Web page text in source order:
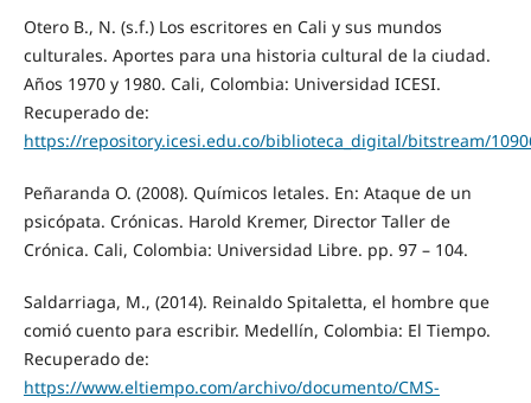
Otero B., N. (s.f.) Los escritores en Cali y sus mundos
culturales. Aportes para una historia cultural de la ciudad.
Años 1970 y 1980. Cali, Colombia: Universidad ICESI.
Recuperado de:
https://repository.icesi.edu.co/biblioteca_digital/bitstream/
Peñaranda O. (2008). Químicos letales. En: Ataque de un
psicópata. Crónicas. Harold Kremer, Director Taller de
Crónica. Cali, Colombia: Universidad Libre. pp. 97 – 104.
Saldarriaga, M., (2014). Reinaldo Spitaletta, el hombre que
comió cuento para escribir. Medellín, Colombia: El Tiempo.
Recuperado de:
https://www.eltiempo.com/archivo/documento/CMS-